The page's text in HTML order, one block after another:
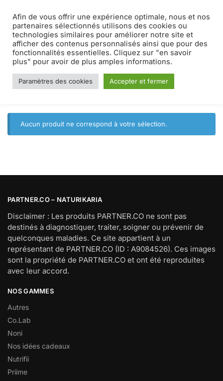
MENU 0
Soin de la peau
Accueil Produits identifiés “Soin de la peau”
Aucun produit ne correspond à votre sélection.
PARTNER.CO – NATURIKARIA
Disclaimer : Les produits PARTNER.CO ne sont pas
destinés à diagnostiquer, traiter, soigner ou prévenir de
quelconques maladies. Ce site appartient à un
représentant de PARTNER.CO (ID : A9084526). Ces images
sont la propriété de PARTNER.CO et ont été reproduites
avec leur accord.
NOS GAMMES
Autres
Co.Lab
Noni
Nos idées cadeaux
Nutrifii
Priime
Afin de vous offrir une expérience optimale, nous et nos
partenaires sélectionnés utilisons des cookies ou
technologies similaires pour améliorer notre site et
afficher des contenus personnalisés ainsi que pour des
fonctionnalités essentielles. Cliquez sur "en savoir
plus" pour avoir de plus amples informations.
Paramètres des cookies Accepter et fermer